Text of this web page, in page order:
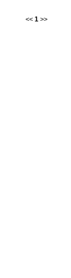
<< 1 >>